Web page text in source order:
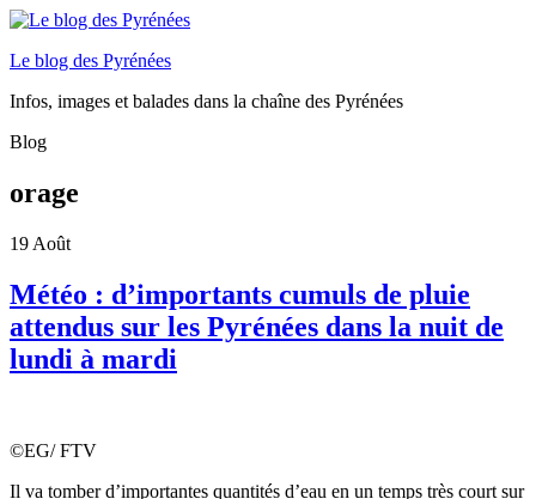
Le blog des Pyrénées
Infos, images et balades dans la chaîne des Pyrénées
Blog
orage
19 Août
Météo : d’importants cumuls de pluie
attendus sur les Pyrénées dans la nuit de
lundi à mardi
©EG/ FTV
Il va tomber d’importantes quantités d’eau en un temps très court sur